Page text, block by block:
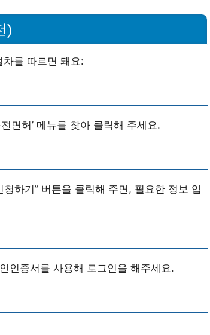
)
를 따르면 돼요:
면허’ 메뉴를 찾아 클릭해 주세요.
하기” 버튼을 클릭해 주면, 필요한 정보 입
인증서를 사용해 로그인을 해주세요.